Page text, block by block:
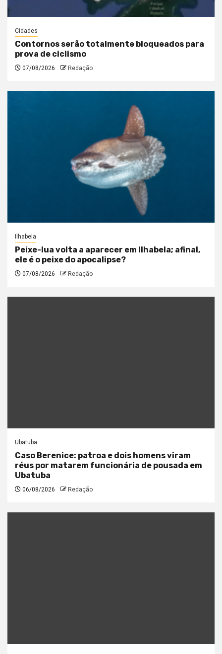
Cidades
Contornos serão totalmente bloqueados para
prova de ciclismo
07/08/2026 Redação
Ilhabela
Peixe-lua volta a aparecer em Ilhabela; afinal,
ele é o peixe do apocalipse?
07/08/2026 Redação
Ubatuba
Caso Berenice: patroa e dois homens viram
réus por matarem funcionária de pousada em
Ubatuba
06/08/2026 Redação